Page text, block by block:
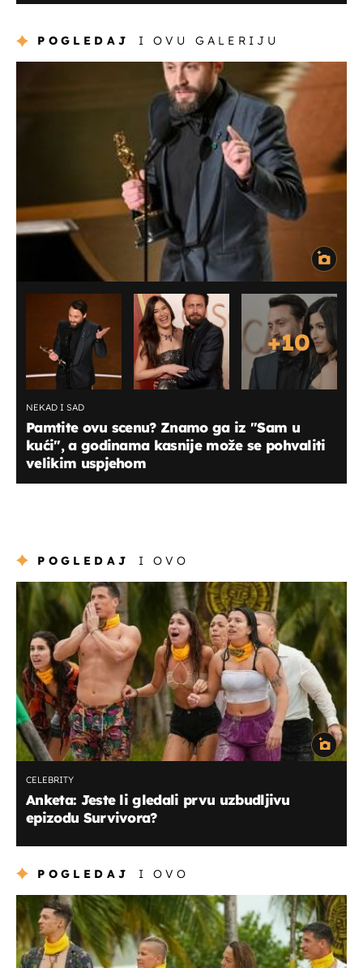
POGLEDAJ I OVU GALERIJU
+10
NEKAD I SAD
Pamtite ovu scenu? Znamo ga iz "Sam u
kući", a godinama kasnije može se pohvaliti
velikim uspjehom
POGLEDAJ I OVO
CELEBRITY
Anketa: Jeste li gledali prvu uzbudljivu
epizodu Survivora?
POGLEDAJ I OVO